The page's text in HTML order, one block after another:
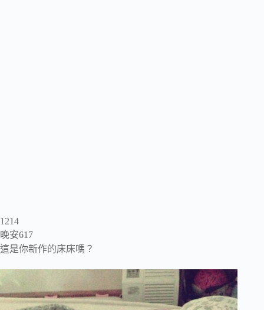
1214
晚安617
這是你新作的床床嗎？